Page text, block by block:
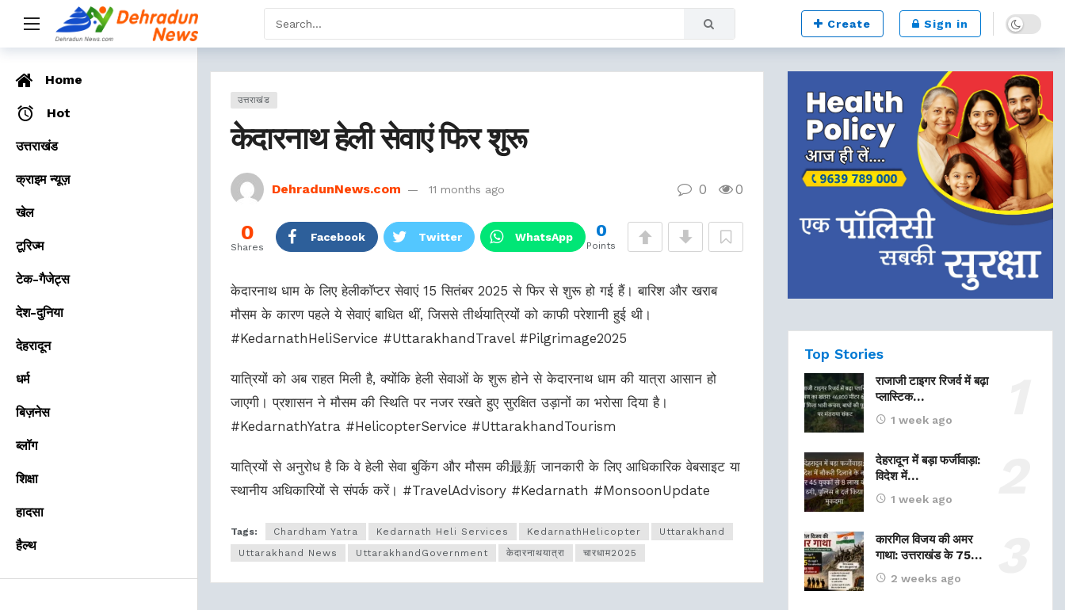
Create Sign in Dark mode
उत्तराखंड
केदारनाथ हेली सेवाएं फिर शुरू
DehradunNews.com 11 months ago 0 0
0
Shares
Facebook Twitter WhatsApp 0
Points
केदारनाथ धाम के लिए हेलीकॉप्टर सेवाएं 15 सितंबर 2025 से फिर से शुरू हो गई हैं। बारिश और खराब
मौसम के कारण पहले ये सेवाएं बाधित थीं, जिससे तीर्थयात्रियों को काफी परेशानी हुई थी।
#KedarnathHeliService #UttarakhandTravel #Pilgrimage2025
यात्रियों को अब राहत मिली है, क्योंकि हेली सेवाओं के शुरू होने से केदारनाथ धाम की यात्रा आसान हो
जाएगी। प्रशासन ने मौसम की स्थिति पर नजर रखते हुए सुरक्षित उड़ानों का भरोसा दिया है।
#KedarnathYatra #HelicopterService #UttarakhandTourism
यात्रियों से अनुरोध है कि वे हेली सेवा बुकिंग और मौसम की最新 जानकारी के लिए आधिकारिक वेबसाइट या
स्थानीय अधिकारियों से संपर्क करें। #TravelAdvisory #Kedarnath #MonsoonUpdate
Tags: Chardham Yatra Kedarnath Heli Services KedarnathHelicopter
Uttarakhand
Uttarakhand News
UttarakhandGovernment केदारनाथयात्रा चारधाम2025
Top Stories
राजाजी टाइगर रिजर्व में बढ़ा
प्लास्टिक…
1 week ago
देहरादून में बड़ा फर्जीवाड़ा:
विदेश में…
1 week ago
कारगिल विजय की अमर
गाथा: उत्तराखंड के 75…
2 weeks ago
Home
Hot
उत्तराखंड
क्राइम न्यूज़
खेल
टूरिज्म
टेक-गैजेट्स
देश-दुनिया
देहरादून
धर्म
बिज़नेस
ब्लॉग
शिक्षा
हादसा
हैल्थ